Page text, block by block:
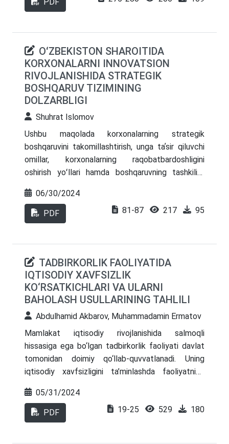
qadriyatlarga rioya qilinmasligi kabi jihatlar tahlil
madaniyatni shakllantirishda strategik
yondashuvlar, muntazam ta’lim va tarbiya
dasturlari, ochiq muloqot va ishonch muhitini
yaratish, shuningdek, etika kodekslarini ishlab
chiqish va joriy etish taklif qilingan. Tadqiqot
aksiyadorlik jamiyatlari uchun korporativ
bo‘yicha amaliy tavsiyalarni beradi.
OʻZBEKISTON SHAROITIDA
KORXONALARNI INNOVATSION
RIVOJLANISHIDA STRATEGIK
BOSHQARUV TIZIMINING
DOLZARBLIGI
Shuhrat Islomov
Ushbu maqolada korxonalarning strategik
boshqaruvini takomillashtirish, unga taʼsir qiluvchi
omillar, korxonalarning raqobatbardoshligini
oshirish yoʻllari hamda boshqaruvning tashkiliy-
masalalari yoritib berilgan
06/30/2024
PDF 81-87 217 95
TADBIRKORLIK FAOLIYATIDA
IQTISODIY XAVFSIZLIK
KO‘RSATKICHLARI VA ULARNI
BAHOLASH USULLARINING TAHLILI
Abdulhamid Akbarov, Muhammadamin Ermatov
Mamlakat iqtisodiy rivojlanishida salmoqli
hissasiga ega bo‘lgan tadbirkorlik faoliyati davlat
tomonidan doimiy qo‘llab-quvvatlanadi. Uning
iqtisodiy xavfsizligini ta’minlashda faoliyatning
iqtisodiy xavfsizlik ko‘rsatkichlarini belgilash va
buning yordamida tadbirkorlik faoliyatining
iqtisodiy xavfsizligini baholash muhim ahamiyat
05/31/2024
PDF 19-25 529 180